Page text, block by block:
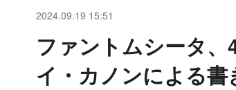
2024.09.19 15:51
ファントムシータ
イ・カノンによる書